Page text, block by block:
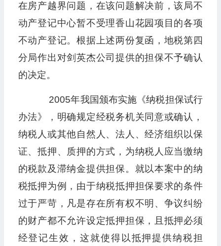
在房产越界问题，在该问题解决前，该局不
动产登记中心暂不受理香山花园项目的各项
不动产登记。根据上述两份复函，地税第四
分局作出对剑英杰公司提供的担保不予确认
的决定。
2005年我国颁布实施《纳税担保试行
办法》，明确规定经税务机关同意或确认，
纳税人或其他自然人、法人、经济组织以保
证、抵押、质押的方式，为纳税人应当缴纳
的税款及滞纳金提供担保。就以本案中的纳
税抵押为例，由于纳税抵押担保要求的条件
过于严苛，凡是存在所有权不明、争议纠纷
的财产都不允许设定抵押担保，且抵押必须
经登记生效，这就使得以抵押提供纳税担